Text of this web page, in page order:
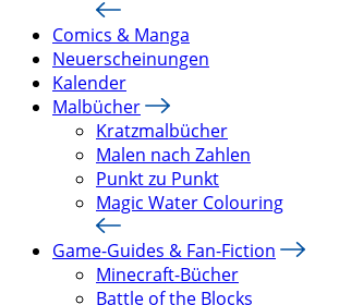
Comics & Manga
Neuerscheinungen
Kalender
Malbücher
Kratzmalbücher
Malen nach Zahlen
Punkt zu Punkt
Magic Water Colouring
Game-Guides & Fan-Fiction
Minecraft-Bücher
Battle of the Blocks